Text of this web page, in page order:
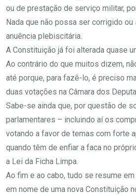
ou de prestação de serviço militar,
Nada que não possa ser corrigido
anuência plebiscitária.
A Constituição já foi alterada quase
Ao contrário do que muitos dizem,
até porque, para fazê-lo, é preciso
duas votações na Câmara dos
Sabe-se ainda que, por questão de
parlamentares – incluindo aí os
votando a favor de temas com forte
quando têm de enfiar a faca no
a Lei da Ficha Limpa.
Ao fim e ao cabo, tudo se resume
em nome de uma nova Constituição